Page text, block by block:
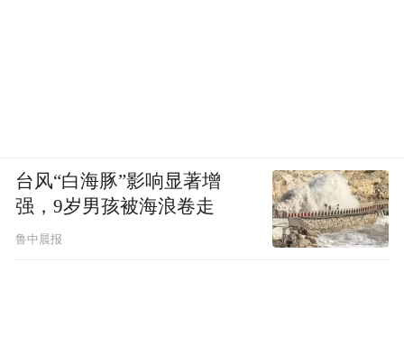
台风“白海豚”影响显著增
强，9岁男孩被海浪卷走
鲁中晨报